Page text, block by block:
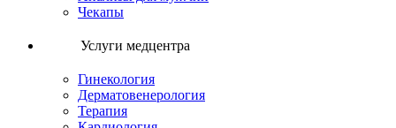
Чекапы
Услуги медцентра
Гинекология
Дерматовенерология
Терапия